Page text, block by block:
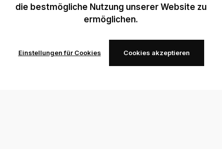
die bestmögliche Nutzung unserer Website zu
ermöglichen.
Einstellungen für Cookies Cookies akzeptieren